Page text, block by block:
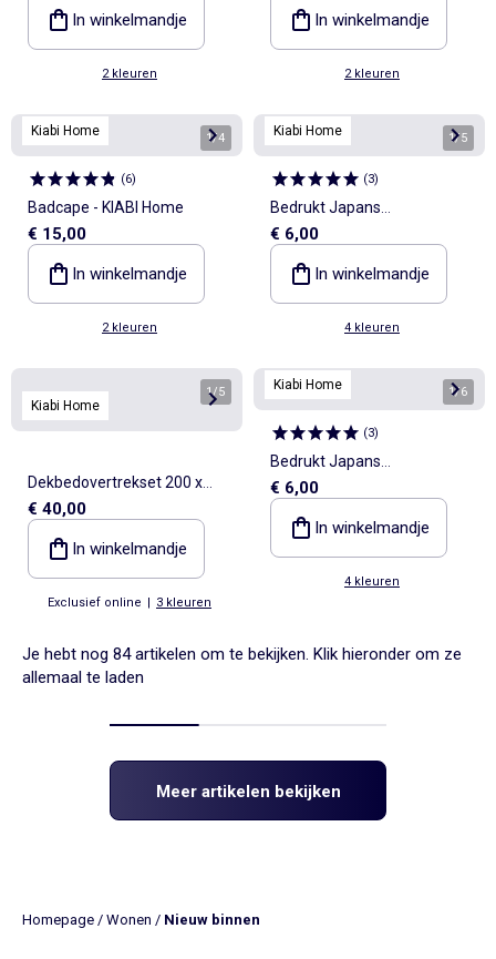
In winkelmandje
2 kleuren
In winkelmandje
2 kleuren
Kiabi Home 1/4
(6)
Badcape - KIABI Home
€ 15,00
In winkelmandje
2 kleuren
Kiabi Home 1/5
(3)
Bedrukt Japans
keukenschort
€ 6,00
In winkelmandje
4 kleuren
Kiabi Home
1/5
Dekbedovertrekset 200 x
200 cm + 2 kussenslopen 63
x 63 cm - KIABI Home
€ 40,00
In winkelmandje
Exclusief online | 3 kleuren
Kiabi Home 1/6
(3)
Bedrukt Japans
keukenschort
€ 6,00
In winkelmandje
4 kleuren
Je hebt nog 84 artikelen om te bekijken. Klik hieronder om ze
allemaal te laden
Meer artikelen bekijken
Homepage / Wonen / Nieuw binnen